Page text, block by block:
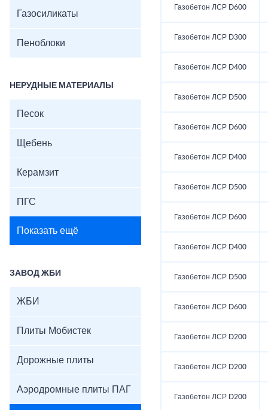
Газосиликаты
Пеноблоки
НЕРУДНЫЕ МАТЕРИАЛЫ
Песок
Щебень
Керамзит
ПГС
Показать ещё
ЗАВОД ЖБИ
ЖБИ
Плиты Мобистек
Дорожные плиты
Аэродромные плиты ПАГ
Газобетон ЛСР D600
Газобетон ЛСР D300
Газобетон ЛСР D400
Газобетон ЛСР D500
Газобетон ЛСР D600
Газобетон ЛСР D400
Газобетон ЛСР D500
Газобетон ЛСР D600
Газобетон ЛСР D400
Газобетон ЛСР D500
Газобетон ЛСР D600
Газобетон ЛСР D200
Газобетон ЛСР D200
Газобетон ЛСР D200